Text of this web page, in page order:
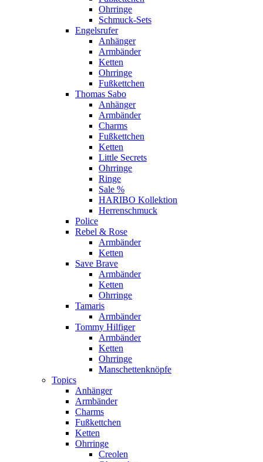
Ohrringe
Schmuck-Sets
Engelsrufer
Anhänger
Armbänder
Ketten
Ohrringe
Fußkettchen
Thomas Sabo
Anhänger
Armbänder
Charms
Fußkettchen
Ketten
Little Secrets
Ohrringe
Ringe
Sale %
HARIBO Kollektion
Herrenschmuck
Police
Rebel & Rose
Armbänder
Ketten
Save Brave
Armbänder
Ketten
Ohrringe
Tamaris
Armbänder
Tommy Hilfiger
Armbänder
Ketten
Ohrringe
Manschettenknöpfe
Topics
Anhänger
Armbänder
Charms
Fußkettchen
Ketten
Ohrringe
Creolen